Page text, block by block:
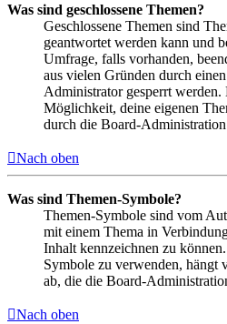
Was sind geschlossene Themen?
Geschlossene Themen sind
geantwortet werden kann und
Umfrage, falls vorhanden,
aus vielen Gründen durch
Administrator gesperrt werden.
Möglichkeit, deine eigenen
durch die Board-
Nach oben
Was sind Themen-Symbole?
Themen-Symbole sind vom
mit einem Thema in
Inhalt kennzeichnen zu
Symbole zu verwenden, hängt
ab, die die Board-
Nach oben